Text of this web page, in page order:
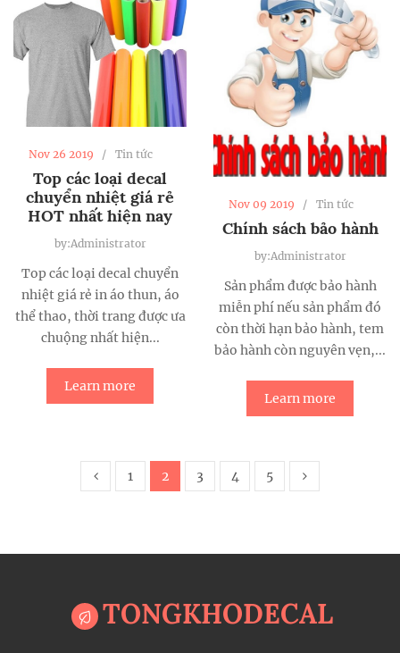
Nov 26 2019 Tin tức
Top các loại decal
chuyển nhiệt giá rẻ
HOT nhất hiện nay
by:Administrator
Top các loại decal chuyển
nhiệt giá rẻ in áo thun, áo
thể thao, thời trang được ưa
chuộng nhất hiện...
Learn more
Nov 09 2019 Tin tức
Chính sách bảo hành
by:Administrator
Sản phẩm được bảo hành
miễn phí nếu sản phẩm đó
còn thời hạn bảo hành, tem
bảo hành còn nguyên vẹn,...
Learn more
1 2 3 4 5
TONGKHODECAL